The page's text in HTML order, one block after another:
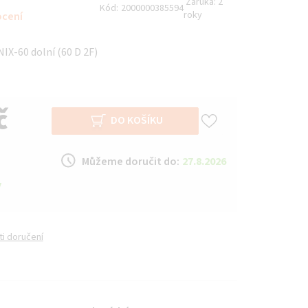
Kód: 2000000385594roky
60 dolní (60 D 2F)
DO KOŠÍKU
Můžeme doručit do: 27.8.2026
doručení